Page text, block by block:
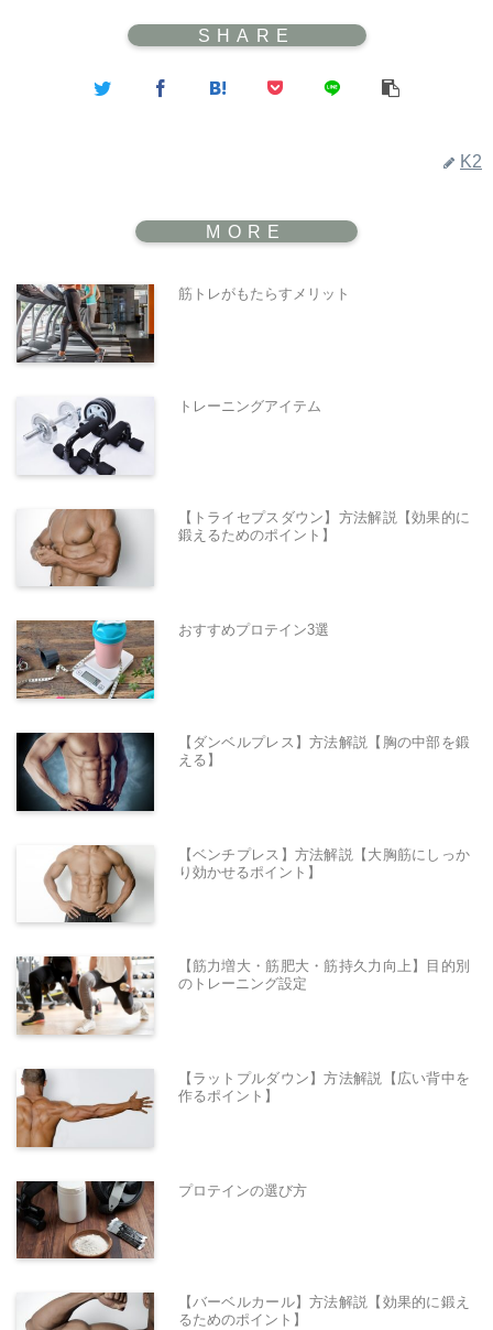
K2
筋トレがもたらすメリット
トレーニングアイテム
【トライセプスダウン】方法解説【効果的に
鍛えるためのポイント】
おすすめプロテイン3選
【ダンベルプレス】方法解説【胸の中部を鍛
える】
【ベンチプレス】方法解説【大胸筋にしっか
り効かせるポイント】
【筋力増大・筋肥大・筋持久力向上】目的別
のトレーニング設定
【ラットプルダウン】方法解説【広い背中を
作るポイント】
プロテインの選び方
【バーベルカール】方法解説【効果的に鍛え
るためのポイント】